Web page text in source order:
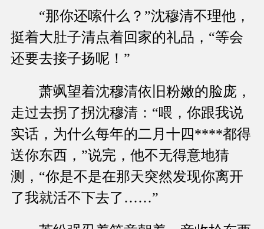
“那你还嗦什么？”沈穆清不理他，
挺着大肚子清点着回家的礼品，“等会
还要去接子扬呢！”
萧飒望着沈穆清依旧粉嫩的脸庞，
走过去拐了拐沈穆清：“喂，你跟我说
实话，为什么每年的二月十四****都得
送你东西，”说完，他不无得意地猜
测，“你是不是在那天突然发现你离开
了我就活不下去了……”